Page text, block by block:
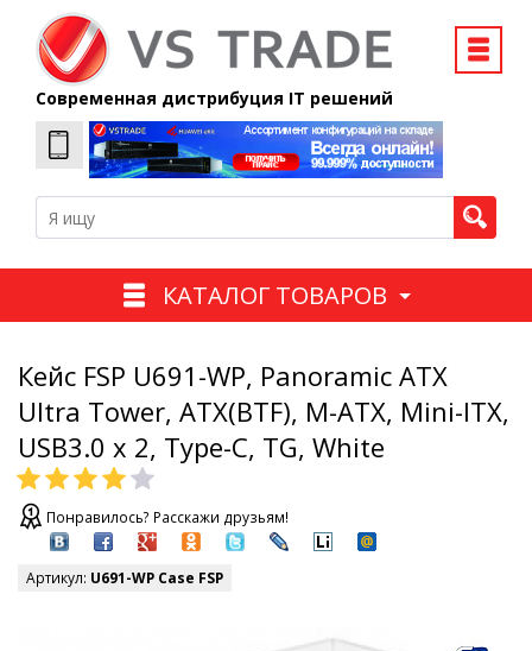
Современная дистрибуция IT решений
КАТАЛОГ ТОВАРОВ
Кейс FSP U691-WP, Panoramic ATX
Ultra Tower, ATX(BTF), M-ATX, Mini-ITX,
USB3.0 x 2, Type-C, TG, White
Понравилось? Расскажи друзьям!
Артикул: U691-WP Case FSP